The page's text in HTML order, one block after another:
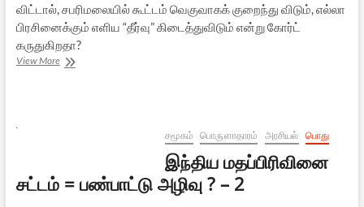
விட்டால், சபரிமலையில் கூட்டம் வெகுவாகக் குறைந்து விடும், எல்லா
பிரசினைக்கும் எளிய “தீர்வு” கிடைத்துவிடும் என்று கோர்ட்
கருதுகிறதா?
View Moreசபரிமலை
சமூகம் பொருளாதாரம் அரசியல் பொது
இந்திய மதப்பிரிவினை
சட்டம் = பண்பாட்டு அழிவு ? – 2